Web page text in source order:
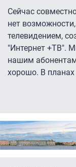
Сейчас
нет
телевидением,
"Интернет +ТВ".
нашим абонентам
хорошо. В